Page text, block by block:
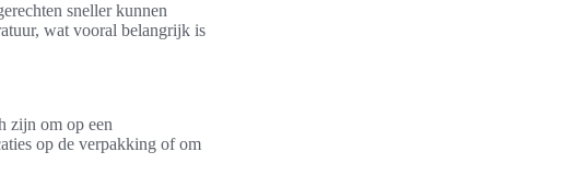
sneller kunnen
wat vooral belangrijk is
zijn om op een
op de verpakking of om